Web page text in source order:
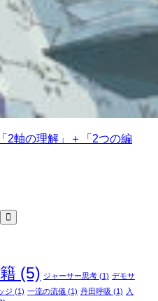
2軸の理解」＋「2つの編
(5) ジャーサー思考(1) デモサ
ジ (1) 一流の流儀(1) 丹田呼吸 (1) 入